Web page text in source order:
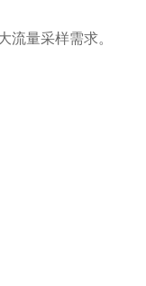
流量采样需求‌。